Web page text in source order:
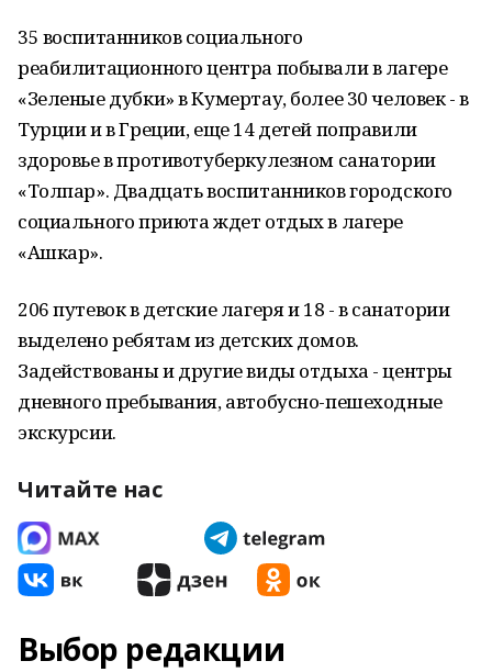
35 воспитанников социального
реабилитационного центра побывали в лагере
«Зеленые дубки» в Кумертау, более 30 человек - в
Турции и в Греции, еще 14 детей поправили
здоровье в противотуберкулезном санатории
«Толпар». Двадцать воспитанников городского
социального приюта ждет отдых в лагере
«Ашкар».
206 путевок в детские лагеря и 18 - в санатории
выделено ребятам из детских домов.
Задействованы и другие виды отдыха - центры
дневного пребывания, автобусно-пешеходные
экскурсии.
Читайте нас
Выбор редакции